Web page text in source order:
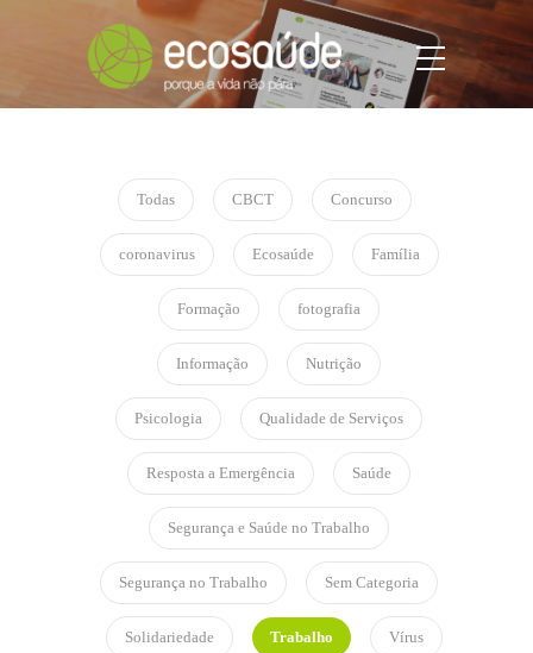
Todas CBCT Concurso
coronavirus Ecosaúde Família
Formação fotografia
Informação Nutrição
Psicologia Qualidade de Serviços
Resposta a Emergência Saúde
Segurança e Saúde no Trabalho
Segurança no Trabalho Sem Categoria
Solidariedade Trabalho Vírus